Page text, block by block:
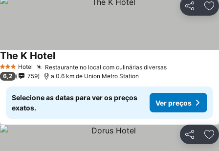
Partilhar
3 EstrelasHotel Restaurante no local com culinárias diversas
The K Hotel
6,2 759 a 0.6 km de Union Metro Station
Selecione as datas para ver os preços
exatos.
Ver preços
Partilhar